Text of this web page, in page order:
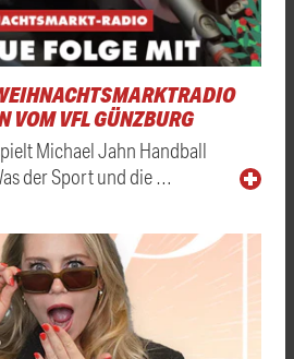
VOM VFL GÜNZBURG
Michael Jahn Handball
der Sport und die …